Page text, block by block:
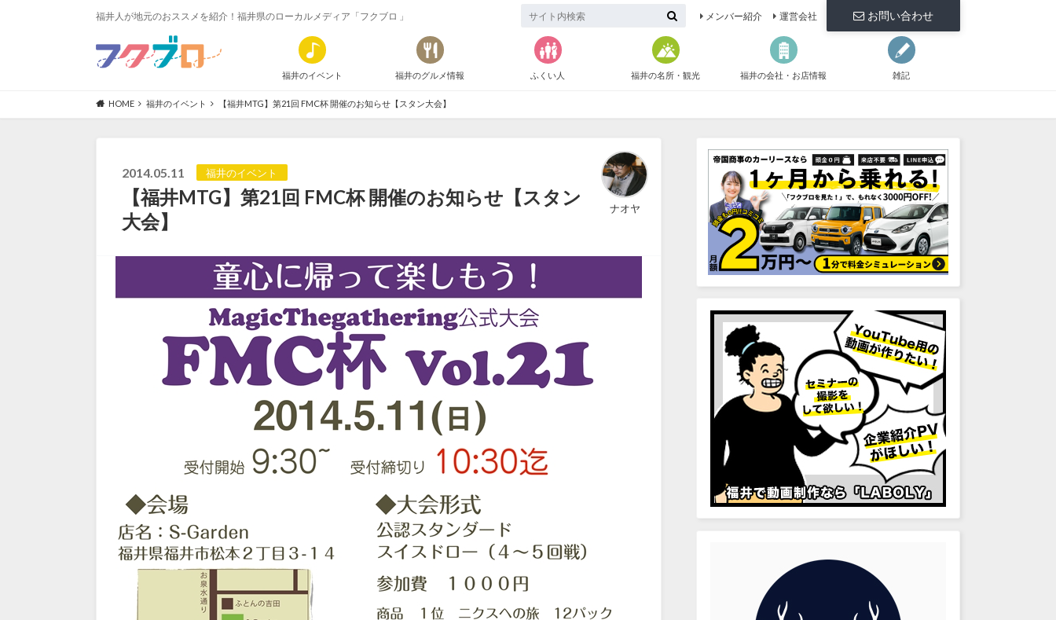
福井人が地元のおススメを紹介！福井県のローカルメディア「フクブロ 」 お問い合わせ
メンバー紹介 運営会社
福井のイベント 福井のグルメ情報 ふくい人 福井の名所・観光 福井の会社・お店情報 雑記
HOME 福井のイベント 【福井MTG】第21回 FMC杯 開催のお知らせ【スタン大会】
2014.05.11 福井のイベント
【福井MTG】第21回 FMC杯 開催のお知らせ【スタン
大会】
ナオヤ